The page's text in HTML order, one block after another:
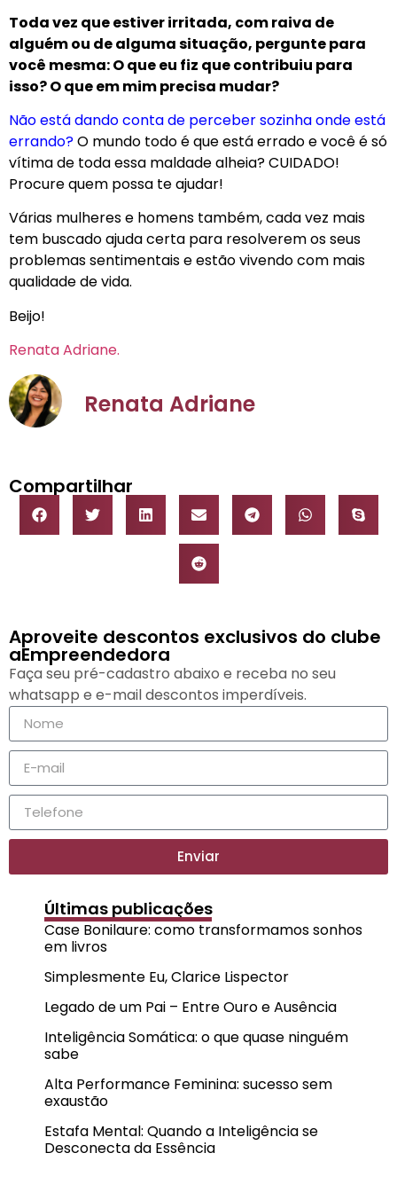
Toda vez que estiver irritada, com raiva de
alguém ou de alguma situação, pergunte para
você mesma: O que eu fiz que contribuiu para
isso? O que em mim precisa mudar?
Não está dando conta de perceber sozinha onde está
errando?O mundo todo é que está errado e você é só
vítima de toda essa maldade alheia? CUIDADO!
Procure quem possa te ajudar!
Várias mulheres e homens também, cada vez mais
tem buscado ajuda certa para resolverem os seus
problemas sentimentais e estão vivendo com mais
qualidade de vida.
Beijo!
Renata Adriane.
Renata Adriane
Compartilhar
Aproveite descontos exclusivos do clube
aEmpreendedora
Faça seu pré-cadastro abaixo e receba no seu
whatsapp e e-mail descontos imperdíveis.
Enviar
Últimas publicações
Case Bonilaure: como transformamos sonhos
em livros
Simplesmente Eu, Clarice Lispector
Legado de um Pai – Entre Ouro e Ausência
Inteligência Somática: o que quase ninguém
sabe
Alta Performance Feminina: sucesso sem
exaustão
Estafa Mental: Quando a Inteligência se
Desconecta da Essência